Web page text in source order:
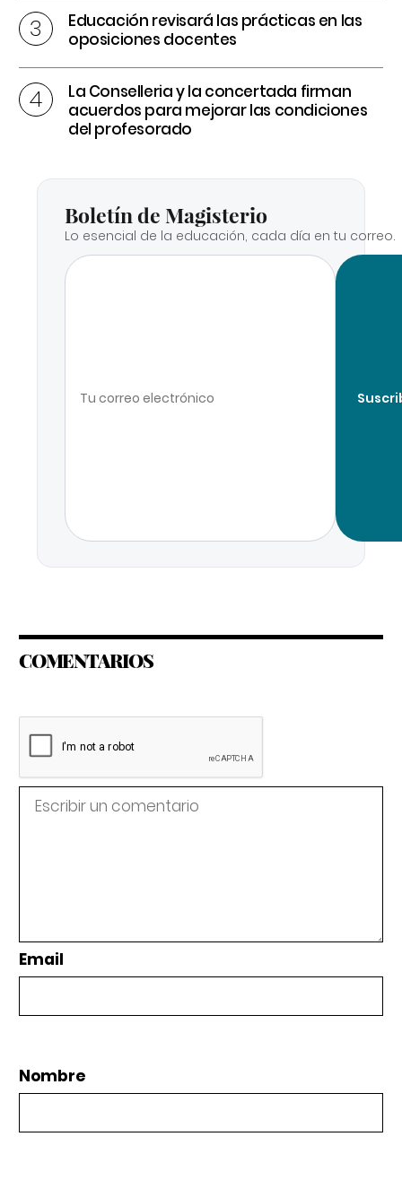
Educación revisará las prácticas en las
oposiciones docentes
La Conselleria y la concertada firman
acuerdos para mejorar las condiciones
del profesorado
Boletín de Magisterio
Lo esencial de la educación, cada día en tu correo.
COMENTARIOS
Email
Nombre